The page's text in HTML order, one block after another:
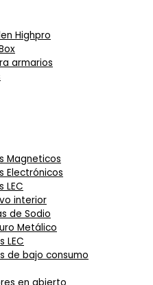
Highpro
armarios
Magneticos
Electrónicos
LEC
interior
de Sodio
Metálico
LEC
de bajo consumo